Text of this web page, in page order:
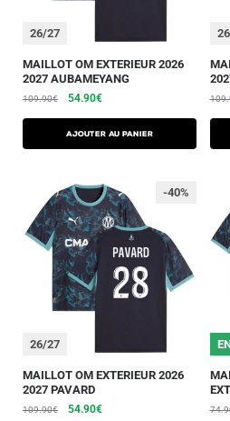
26/27
MAILLOT OM EXTERIEUR 2026
2027 AUBAMEYANG
109.90€ 54.90€
AJOUTER AU PANIER
26/27
-40%
MAILLOT OM EXTERIEUR 2026
2027 PAVARD
109.90€ 54.90€